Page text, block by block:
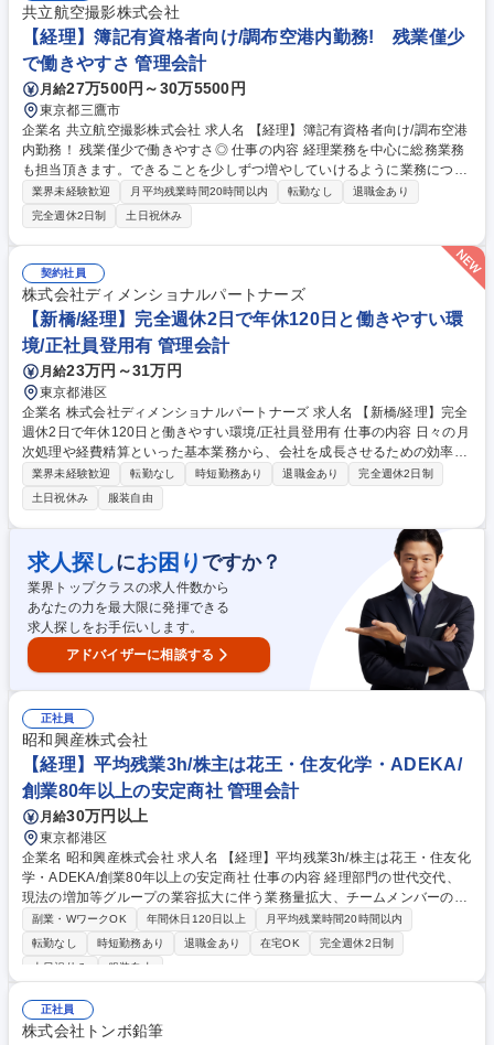
業務■インターネットバンキングによる支払業務■現物管理（小口現金、印
紙等）■会計業務 仕訳及び各種伝票起票業務（各種伝票の作成、会計シス
テム処理）■その他、会計に関する業務 募集職種 【東京/経理部門】賞与
実績8.7ヶ月/年休121日/黒字決算率99%の安定経営基盤
共立航空撮影株式会社
【経理】簿記有資格者向け/調布空港内勤務! 残業僅少
で働きやすさ 管理会計
月給27万500円～30万5500円
東京都三鷹市
企業名 共立航空撮影株式会社 求人名 【経理】簿記有資格者向け/調布空港
内勤務！ 残業僅少で働きやすさ◎ 仕事の内容 経理業務を中心に総務業務
も担当頂きます。できることを少しずつ増やしていけるように業務につい
ては丁寧にお教えいたします。将来の総務部を支える人材となって頂くこ
とを期待します。 ■入出金管理・支払い■現預金管理■請求書発行・売上高
計上および集計■買掛金および経費計上■月末支払一覧表作成■仕訳入力■
総務業務※経費精算システムは、楽楽精算を使用しています。※担当して
いただく業務の割合は、およそ経理業務70％ 総務業務30％です。★お任
せする業務や待遇などについては、面接の場でも詳細にご説明します。双
方にメリットある転職を目指し、色々な経験をすることができる環境で
す！ 募集職種 【経理】簿記有資格者向け/調布空港内勤務！ 残業僅少で働
きやすさ◎
業界未経験歓迎 月平均残業時間20時間以内 転勤なし
退職金あり
完全週休2日制
土日祝休み
契約社員
株式会社ディメンショナルパートナーズ
【新橋/経理】完全週休2日で年休120日と働きやすい環
境/正社員登用有 管理会計
月給23万円～31万円
東京都港区
企業名 株式会社ディメンショナルパートナーズ 求人名 【新橋/経理】完全
週休2日で年休120日と働きやすい環境/正社員登用有 仕事の内容 日々の月
次処理や経費精算といった基本業務から、会社を成長させるための効率
化・改善提案まで、幅広くお任せしたいと考えています 【業務内容】 ■日
次業務（仕訳入力、経費精算、ファイリング業務）■月次決算及び年次決
算業務■経理業務のフロー見直し■新たなシステム導入の提案・実行 自
社・クライアントの業務経験を通して、業務改善や効率化にも積極的に関
われるため、ただ作業をこなすだけでなく、自分の取り組みやアイデアで
会社に貢献するやりがいを感じられます。 募集職種 【新橋/経理】完全週
休2日で年休120日と働きやすい環境/正社員登用有
業界未経験歓迎 転勤なし 時短勤務あり 退職金あり
完全週休2日制
土日祝休み
服装自由
求人探しにお困り ですか？
業界トップクラスの求人件数から
あなたの力を最大限に発揮できる
求人探しをお手伝いします。
アドバイザーに相談する
正社員
昭和興産株式会社
【経理】平均残業3h/株主は花王・住友化学・ADEKA/
創業80年以上の安定商社 管理会計
月給30万円以上
東京都港区
企業名 昭和興産株式会社 求人名 【経理】平均残業3h/株主は花王・住友化
学・ADEKA/創業80年以上の安定商社 仕事の内容 経理部門の世代交代、
現法の増加等グループの業容拡大に伴う業務量拡大、チームメンバーのラ
イフイベントに対応した安定的な体制構築を目指した増員となります。 経
理部門の将来を担う中核人材として活躍していただける方を是非お迎えし
たいです。経理全般はもちろん、指導育成も担えるようになることを期待
金・買掛金等の債権管理業務■有価証券・固定資産管理、為替ポジション
及び為替予約管理■現地法人の財務面の管理■予算・実績管理、帳簿・証憑
書類の整備・保管 などです。（変更の範囲:当社業務全般） 募集職種 【経
副業・WワークOK 年間休日120日以上
月平均残業時間20時間以内
転勤なし
時短勤務あり 退職金あり 在宅OK
完全週休2日制
土日祝休み
服装自由
正社員
株式会社トンボ鉛筆